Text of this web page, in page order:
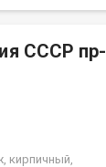
СССР пр-
кирпичный,